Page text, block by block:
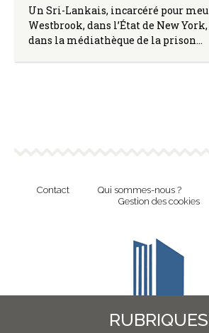
Un Sri-Lankais, incarcéré pour
Westbrook, dans l’État de New
dans la médiathèque de la prison…
RUBRIQUES
Contact Qui sommes-nous ?
Gestion des cookies
Revue en ligne de l'Union Nationale Culture et